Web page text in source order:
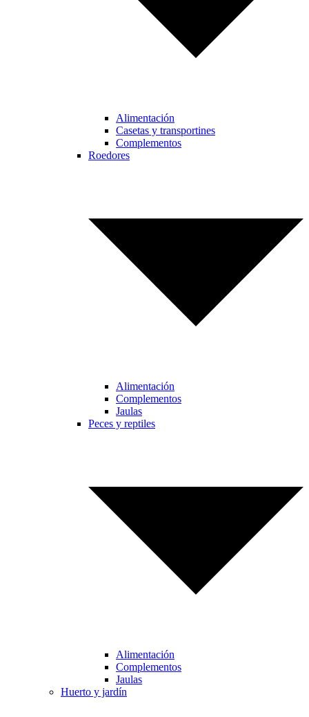
Alimentación
Casetas y transportines
Complementos
Roedores
Alimentación
Complementos
Jaulas
Peces y reptiles
Alimentación
Complementos
Jaulas
Huerto y jardín